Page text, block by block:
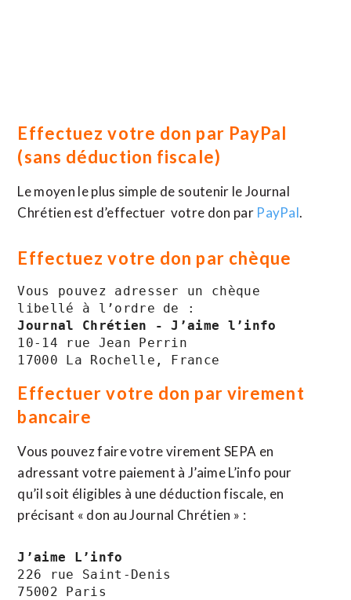
Effectuez votre don par PayPal
(sans déduction fiscale)
Le moyen le plus simple de soutenir le Journal
Chrétien est d’effectuer votre don par PayPal.
Effectuez votre don par chèque
Vous pouvez adresser un chèque
Journal Chrétien - J’aime l’info
10-14 rue Jean Perrin
17000 La Rochelle, France
Effectuer votre don par virement
bancaire
Vous pouvez faire votre virement SEPA en
adressant votre paiement à J’aime L’info pour
qu’il soit éligibles à une déduction fiscale, en
précisant « don au Journal Chrétien » :
J’aime L’info
226 rue Saint-Denis
75002 Paris